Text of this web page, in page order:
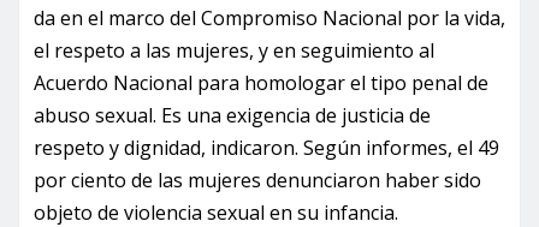
da en el marco del Compromiso Nacional por la vida,
el respeto a las mujeres, y en seguimiento al
Acuerdo Nacional para homologar el tipo penal de
abuso sexual. Es una exigencia de justicia de
respeto y dignidad, indicaron. Según informes, el 49
por ciento de las mujeres denunciaron haber sido
objeto de violencia sexual en su infancia.